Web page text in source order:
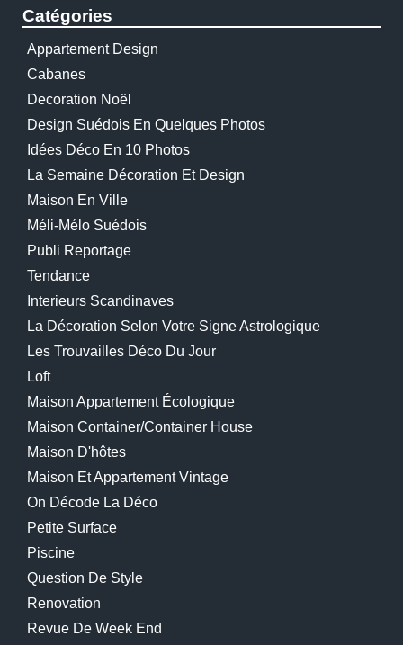
Catégories
Appartement Design
Cabanes
Decoration Noël
Design Suédois En Quelques Photos
Idées Déco En 10 Photos
La Semaine Décoration Et Design
Maison En Ville
Méli-Mélo Suédois
Publi Reportage
Tendance
Interieurs Scandinaves
La Décoration Selon Votre Signe Astrologique
Les Trouvailles Déco Du Jour
Loft
Maison Appartement Écologique
Maison Container/container House
Maison D'hôtes
Maison Et Appartement Vintage
On Décode La Déco
Petite Surface
Piscine
Question De Style
Renovation
Revue De Week End